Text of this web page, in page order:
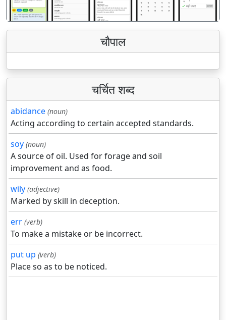
चौपाल
चर्चित शब्द
abidance (noun)
Acting according to certain accepted standards.
soy (noun)
A source of oil. Used for forage and soil
improvement and as food.
wily (adjective)
Marked by skill in deception.
err (verb)
To make a mistake or be incorrect.
put up (verb)
Place so as to be noticed.